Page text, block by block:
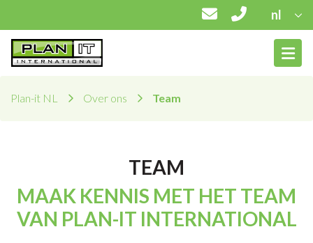
nl
Plan-it NL Over ons Team
TEAM
MAAK KENNIS MET HET TEAM
VAN PLAN-IT INTERNATIONAL